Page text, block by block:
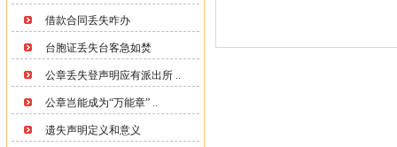
借款合同丢失咋办
台胞证丢失台客急如焚
公章丢失登声明应有派出所 ..
公章岂能成为“万能章” ..
遗失声明定义和意义